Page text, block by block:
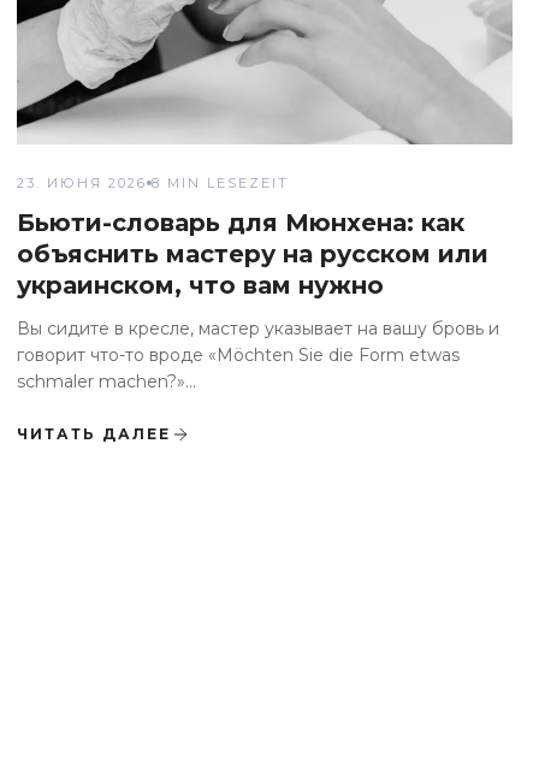
23. ИЮНЯ 2026 8 MIN LESEZEIT
Бьюти-словарь для Мюнхена: как
объяснить мастеру на русском или
украинском, что вам нужно
Вы сидите в кресле, мастер указывает на вашу бровь и
говорит что-то вроде «Möchten Sie die Form etwas
schmaler machen?»...
ЧИТАТЬ ДАЛЕЕ